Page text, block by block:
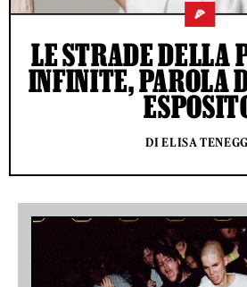
🍕
LE STRADE DELLA
INFINITE, PAROLA
DI ELISA